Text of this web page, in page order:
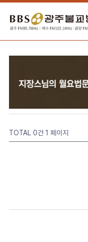
TOTAL 0건 1 페이지